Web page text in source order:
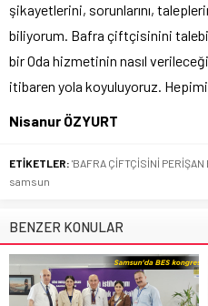
şikayetlerini, sorunlarını,
biliyorum. Bafra çiftçisinini
bir Oda hizmetinin nasıl
itibaren yola koyuluyoruz.
Nisanur ÖZYURT
ETİKETLER: 'BAFRA ÇİFTÇİSİNİ PERİŞAN
samsun
BENZER KONULAR